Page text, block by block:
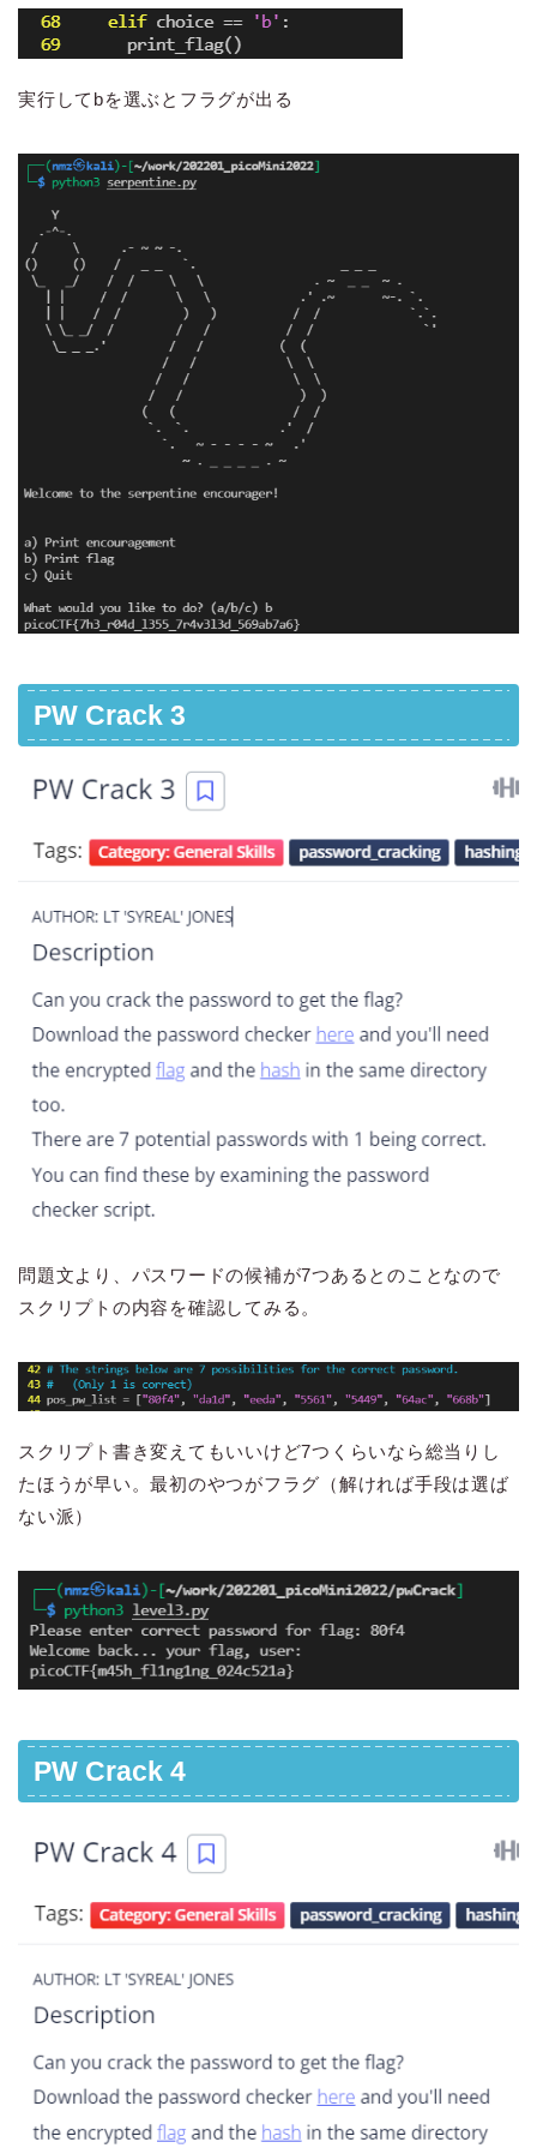
実行してbを選ぶとフラグが出る
PW Crack 3
問題文より、パスワードの候補が7つあるとのことなので
スクリプトの内容を確認してみる。
スクリプト書き変えてもいいけど7つくらいなら総当りし
たほうが早い。最初のやつがフラグ（解ければ手段は選ば
ない派）
PW Crack 4